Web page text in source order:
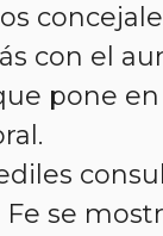
con el
pone en
Fe se